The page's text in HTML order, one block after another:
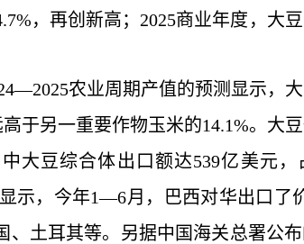
，再创新高；2025商业年度，大
农业周期产值的预测显示，
于另一重要作物玉米的14.1%。大
大豆综合体出口额达539亿美元
示，今年1—6月，巴西对华出口了
、土耳其等。另据中国海关总署公